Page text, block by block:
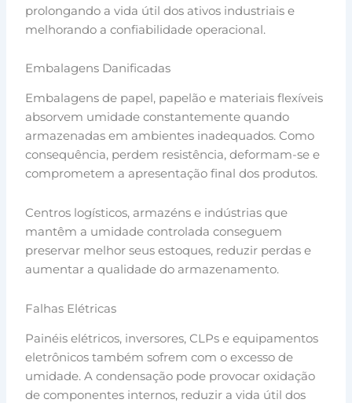
prolongando a vida útil dos ativos industriais e
melhorando a confiabilidade operacional.
Embalagens Danificadas
Embalagens de papel, papelão e materiais flexíveis
absorvem umidade constantemente quando
armazenadas em ambientes inadequados. Como
consequência, perdem resistência, deformam-se e
comprometem a apresentação final dos produtos.
Centros logísticos, armazéns e indústrias que
mantêm a umidade controlada conseguem
preservar melhor seus estoques, reduzir perdas e
aumentar a qualidade do armazenamento.
Falhas Elétricas
Painéis elétricos, inversores, CLPs e equipamentos
eletrônicos também sofrem com o excesso de
umidade. A condensação pode provocar oxidação
de componentes internos, reduzir a vida útil dos